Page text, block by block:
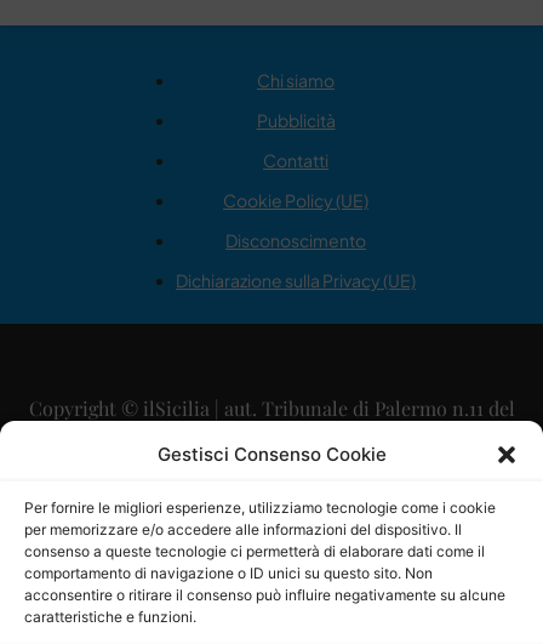
Gestisci Consenso Cookie
Per fornire le migliori esperienze, utilizziamo tecnologie come i cookie
per memorizzare e/o accedere alle informazioni del dispositivo. Il
consenso a queste tecnologie ci permetterà di elaborare dati come il
comportamento di navigazione o ID unici su questo sito. Non
acconsentire o ritirare il consenso può influire negativamente su alcune
caratteristiche e funzioni.
Chi siamo
Pubblicità
Contatti
Cookie Policy (UE)
Disconoscimento
Dichiarazione sulla Privacy (UE)
Copyright © ilSicilia | aut. Tribunale di Palermo n.11 del
29/09/2015
Direttore Editoriale: Maurizio Scaglione
Direttore Responsabile: Maria Calabrese